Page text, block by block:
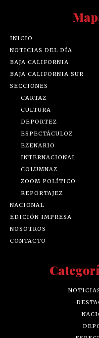
INICIO
NOTICIAS DEL DÍA
BAJA CALIFORNIA
BAJA CALIFORNIA SUR
SECCIONES
CARTAZ
CULTURA
DEPORTEZ
ESPECTÁCULOZ
EZENARIO
INTERNACIONAL
COLUMNAZ
ZOOM POLÍTICO
REPORTAJEZ
NACIONAL
EDICIÓN IMPRESA
NOSOTROS
CONTACTO